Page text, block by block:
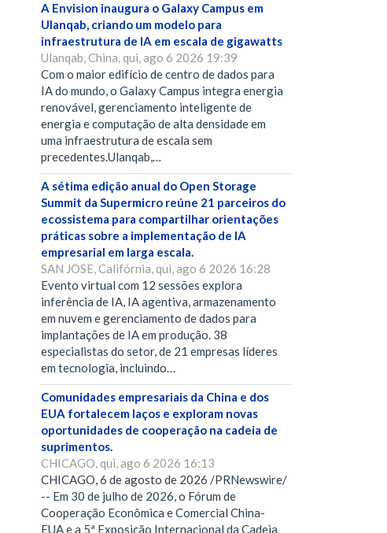
A Envision inaugura o Galaxy Campus em
Ulanqab, criando um modelo para
infraestrutura de IA em escala de gigawatts
Ulanqab, China, qui, ago 6 2026 19:39
Com o maior edifício de centro de dados para
IA do mundo, o Galaxy Campus integra energia
renovável, gerenciamento inteligente de
energia e computação de alta densidade em
uma infraestrutura de escala sem
precedentes.Ulanqab,…
A sétima edição anual do Open Storage
Summit da Supermicro reúne 21 parceiros do
ecossistema para compartilhar orientações
práticas sobre a implementação de IA
empresarial em larga escala.
SAN JOSE, Califórnia, qui, ago 6 2026 16:28
Evento virtual com 12 sessões explora
inferência de IA, IA agentiva, armazenamento
em nuvem e gerenciamento de dados para
implantações de IA em produção. 38
especialistas do setor, de 21 empresas líderes
em tecnologia, incluindo…
Comunidades empresariais da China e dos
EUA fortalecem laços e exploram novas
oportunidades de cooperação na cadeia de
suprimentos.
CHICAGO, qui, ago 6 2026 16:13
CHICAGO, 6 de agosto de 2026 /PRNewswire/
-- Em 30 de julho de 2026, o Fórum de
Cooperação Econômica e Comercial China-
EUA e a 5ª Exposição Internacional da Cadeia